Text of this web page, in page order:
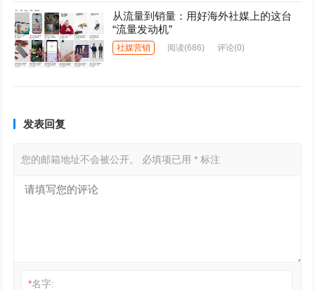
从流量到销量：用好海外社媒上的这台
“流量发动机”
社媒营销 阅读(686) 评论(0)
发表回复
您的邮箱地址不会被公开。 必填项已用* 标注
*名字: